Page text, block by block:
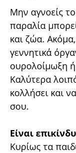
Μην αγνοείς
παραλία
και ζώα.
γεννητικά
ουρολοίμωξη ή
Καλύτερα
κολλήσει και
σου.
Είναι
Κυρίως τα